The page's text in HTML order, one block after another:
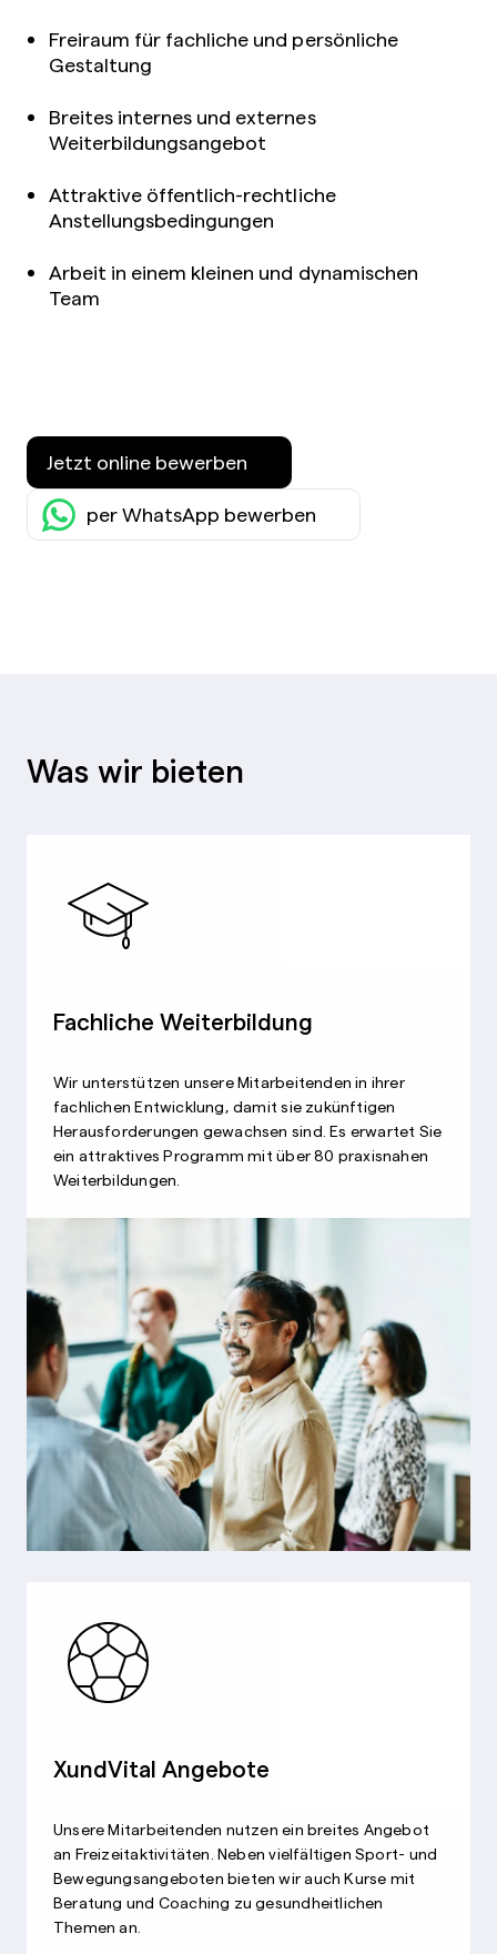
Freiraum für fachliche und persönliche
Gestaltung
Breites internes und externes
Weiterbildungsangebot
Attraktive öffentlich-rechtliche
Anstellungsbedingungen
Arbeit in einem kleinen und dynamischen
Team
Jetzt online bewerben
per WhatsApp bewerben
Was wir bieten
Fachliche Weiterbildung
Wir unterstützen unsere Mitarbeitenden in ihrer
fachlichen Entwicklung, damit sie zukünftigen
Herausforderungen gewachsen sind. Es erwartet Sie
ein attraktives Programm mit über 80 praxisnahen
Weiterbildungen.
XundVital Angebote
Unsere Mitarbeitenden nutzen ein breites Angebot
an Freizeitaktivitäten. Neben vielfältigen Sport- und
Bewegungsangeboten bieten wir auch Kurse mit
Beratung und Coaching zu gesundheitlichen
Themen an.